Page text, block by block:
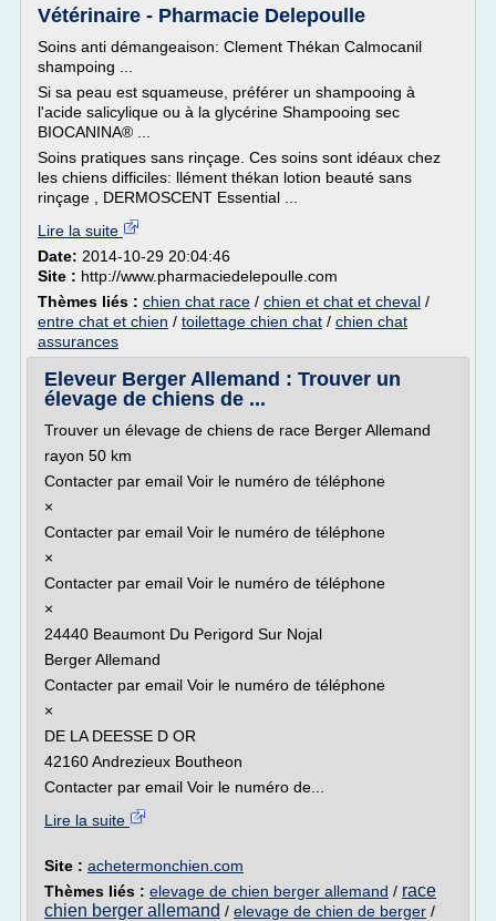
Vétérinaire - Pharmacie Delepoulle
Soins anti démangeaison: Clement Thékan Calmocanil
shampoing ...
Si sa peau est squameuse, préférer un shampooing à
l'acide salicylique ou à la glycérine Shampooing sec
BIOCANINA® ...
Soins pratiques sans rinçage. Ces soins sont idéaux chez
les chiens difficiles: llément thékan lotion beauté sans
rinçage , DERMOSCENT Essential ...
Lire la suite
Date: 2014-10-29 20:04:46
Site : http://www.pharmaciedelepoulle.com
Thèmes liés : chien chat race / chien et chat et cheval /
entre chat et chien / toilettage chien chat / chien chat
assurances
Eleveur Berger Allemand : Trouver un
élevage de chiens de ...
Trouver un élevage de chiens de race Berger Allemand
rayon 50 km
Contacter par email Voir le numéro de téléphone
×
Contacter par email Voir le numéro de téléphone
×
Contacter par email Voir le numéro de téléphone
×
24440 Beaumont Du Perigord Sur Nojal
Berger Allemand
Contacter par email Voir le numéro de téléphone
×
DE LA DEESSE D OR
42160 Andrezieux Boutheon
Contacter par email Voir le numéro de...
Lire la suite
Site : achetermonchien.com
Thèmes liés : elevage de chien berger allemand / race
chien berger allemand / elevage de chien de berger /